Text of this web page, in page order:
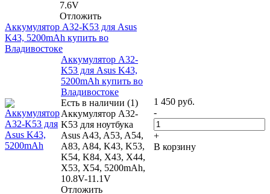
7.6V
Отложить
Аккумулятор A32-K53 для Asus
K43, 5200mAh купить во
Владивостоке
Аккумулятор A32-
K53 для Asus K43,
5200mAh купить во
Владивостоке
Есть в наличии (1)
Аккумулятор A32-
K53 для ноутбука
Asus A43, A53, A54,
A83, A84, K43, K53,
K54, K84, X43, X44,
X53, X54, 5200mAh,
10.8V-11.1V
Отложить
1 450 руб.
-
+
В корзину